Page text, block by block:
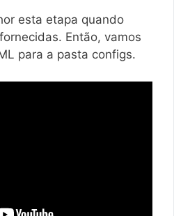
esta etapa quando
Então, vamos
para a pasta configs.